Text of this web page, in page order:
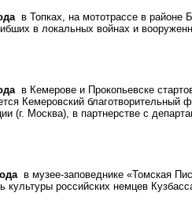
в Топках, на мототрассе в районе
в локальных войнах и
в Кемерове и Прокопьевске
Кемеровский
(г. Москва), в партнерстве с
в музее-заповеднике «Томская
культуры российских немцев